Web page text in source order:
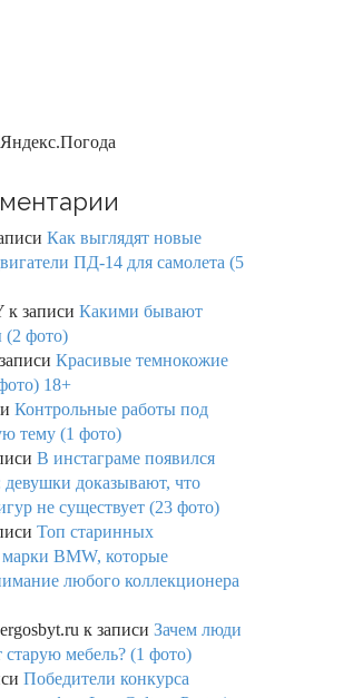
Как выглядят новые
ПД-14 для самолета (5
к записи Какими бывают
(2 фото)
Красивые темнокожие
18+
Контрольные работы под
тему (1 фото)
В инстаграме появился
доказывают, что
не существует (23 фото)
Топ старинных
BMW, которые
любого коллекционера
к записи Зачем люди
мебель? (1 фото)
Победители конкурса